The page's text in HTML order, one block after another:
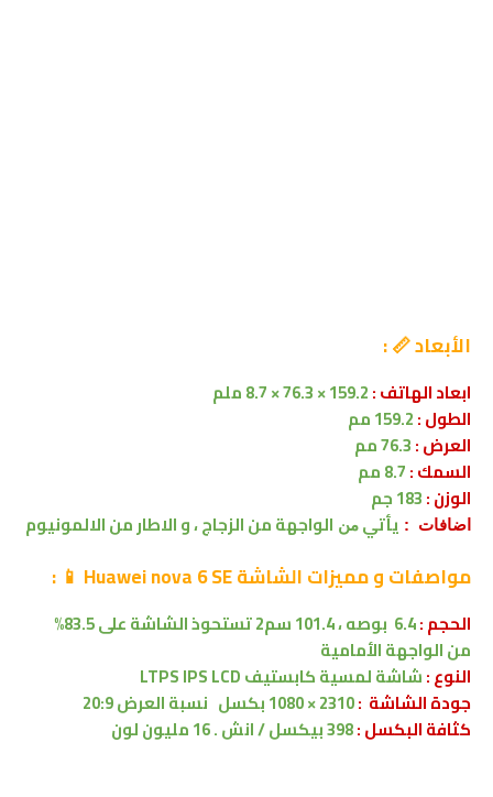
الأبعاد 📏 :
ابعاد الهاتف :159.2 × 76.3 × 8.7 ملم
الطول :159.2 مم
العرض :
السمك :8.7 مم
الوزن :
اضافات : يأتي من الواجهة من الزجاج ، و الاطار من الالمونيوم
مواصفاتو مميزات الشاشةHuawei nova 6 SE
📱
:
الحجم :6.4 بوصه ،101.4 سم2
تستحوذ الشاشة على 83.5%
منالواجهة الأمامية
النوع :شاشة لمسيةكابستيفLTPS IPS LCD
جودة الشاشة :2310 × 1080 بكسل
نسبة العرض 20:9
كثافة البكسل :398 بيكسل / انش . 16 مليون لون